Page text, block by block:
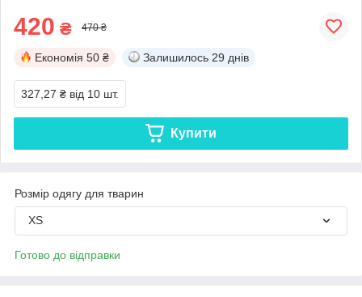
420 ₴ 470 ₴
Економія 50 ₴ Залишилось 29 днів
327,27 ₴ від 10 шт.
Купити
Розмір одягу для тварин
XS
Готово до відправки